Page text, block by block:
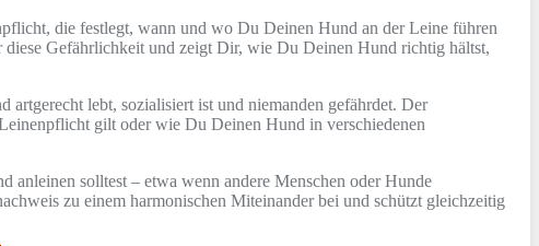
die festlegt, wann und wo Du Deinen Hund an der Leine führen
Gefährlichkeit und zeigt Dir, wie Du Deinen Hund richtig hältst,
lebt, sozialisiert ist und niemanden gefährdet. Der
gilt oder wie Du Deinen Hund in verschiedenen
anleinen solltest – etwa wenn andere Menschen oder Hunde
zu einem harmonischen Miteinander bei und schützt gleichzeitig